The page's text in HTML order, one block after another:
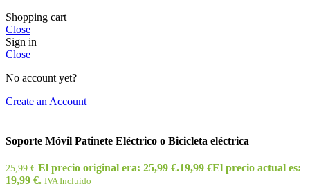
Shopping cart
Close
Sign in
Close
No account yet?
Create an Account
Soporte Móvil Patinete Eléctrico o Bicicleta eléctrica
25,99€ El precio original era: 25,99 €.19,99 €El precio actual es:
19,99 €. IVA Incluido